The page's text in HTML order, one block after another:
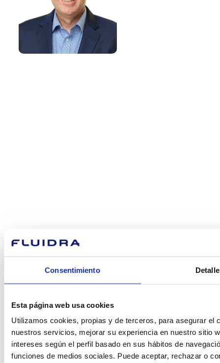
Consentimiento
Esta página web usa cookies
Utilizamos cookies, propias y de terceros, para asegurar el
nuestros servicios, mejorar su experiencia en nuestro sitio
intereses según el perfil basado en sus hábitos de
funciones de medios sociales. Puede aceptar, rechazar o
Encuentre Fluidra
en su país